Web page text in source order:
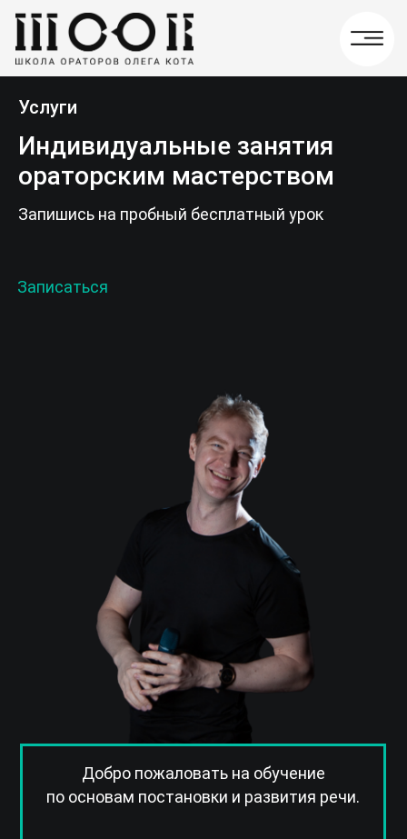
Главная → Занятия ораторским мастерством
Запишись на пробный бесплатный урок
Услуги
Индивидуальные занятия
ораторским мастерством
Записаться
Добро пожаловать на обучение
по основам постановки и развития речи.